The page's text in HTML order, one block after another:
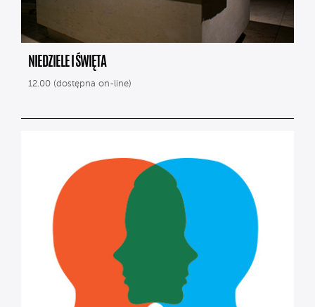
NIEDZIELE I ŚWIĘTA
12.00 (dostępna on-line)